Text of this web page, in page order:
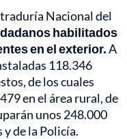
Nacional del
habilitados
en el exterior.A
118.346
de los cuales
en el área rural, de
unos 248.000
de la Policía.